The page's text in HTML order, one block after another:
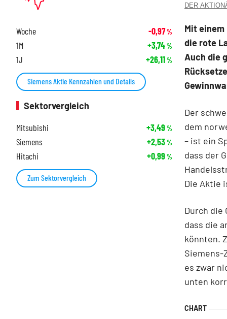
DER
Mit
die rote
Auch die
Der
dem
– ist ein
dass der
Die Aktie
Durch die
dass die
könnten.
Siemens-
es zwar
unten
Woche -0,97%
1M +3,74%
1J +26,11%
Siemens Aktie Kennzahlen und Details
Sektorvergleich
Mitsubishi
+3,49%
Siemens +2,53%
Hitachi +0,99%
Zum Sektorvergleich